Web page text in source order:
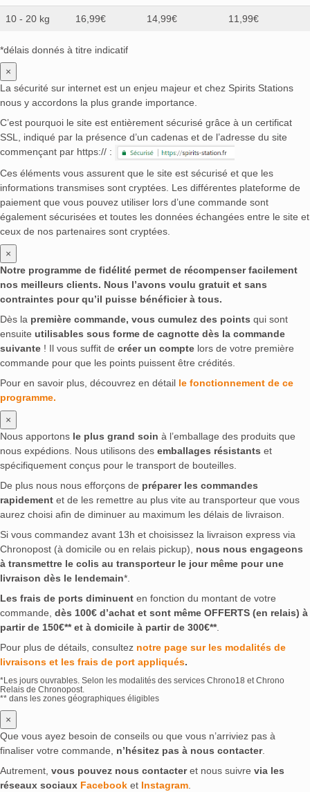
10 - 20 kg 16,99€ 14,99€ 11,99€
*délais donnés à titre indicatif
×
La sécurité sur internet est un enjeu majeur et chez Spirits Stations
nous y accordons la plus grande importance.
C’est pourquoi le site est entièrement sécurisé grâce à un certificat
SSL, indiqué par la présence d’un cadenas et de l’adresse du site
commençant par https:// :
Ces éléments vous assurent que le site est sécurisé et que les
informations transmises sont cryptées. Les différentes plateforme de
paiement que vous pouvez utiliser lors d’une commande sont
également sécurisées et toutes les données échangées entre le site et
ceux de nos partenaires sont cryptées.
×
Notre programme de fidélité permet de récompenser facilement
nos meilleurs clients. Nous l’avons voulu gratuit et sans
contraintes pour qu’il puisse bénéficier à tous.
Dès la première commande, vous cumulez des points qui sont
ensuite utilisables sous forme de cagnotte dès la commande
suivante ! Il vous suffit de créer un compte lors de votre première
commande pour que les points puissent être crédités.
Pour en savoir plus, découvrez en détail le fonctionnement de ce
programme.
×
Nous apportons le plus grand soin à l’emballage des produits que
nous expédions. Nous utilisons des emballages résistants et
spécifiquement conçus pour le transport de bouteilles.
De plus nous nous efforçons de préparer les commandes
rapidement et de les remettre au plus vite au transporteur que vous
aurez choisi afin de diminuer au maximum les délais de livraison.
Si vous commandez avant 13h et choisissez la livraison express via
Chronopost (à domicile ou en relais pickup), nous nous engageons
à transmettre le colis au transporteur le jour même pour une
livraison dès le lendemain*.
Les frais de ports diminuent en fonction du montant de votre
commande, dès 100€ d’achat et sont même OFFERTS (en relais) à
partir de 150€** et à domicile à partir de 300€**.
Pour plus de détails, consultez notre page sur les modalités de
livraisons et les frais de port appliqués.
*Les jours ouvrables. Selon les modalités des services Chrono18 et Chrono
Relais de Chronopost.
** dans les zones géographiques éligibles
×
Que vous ayez besoin de conseils ou que vous n’arriviez pas à
finaliser votre commande, n’hésitez pas à nous contacter.
Autrement, vous pouvez nous contacteret nous suivre via les
réseaux sociaux Facebook et Instagram